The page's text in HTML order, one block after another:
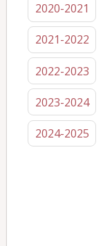
2020-2021
2021-2022
2022-2023
2023-2024
2024-2025